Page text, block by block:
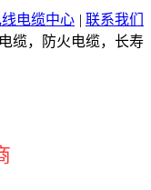
线电缆中心 | 联系我们
缆，防火电缆，长寿